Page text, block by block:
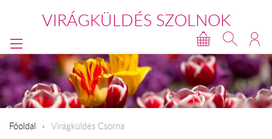
VIRÁGKÜLDÉS SZOLNOK
Főoldal Virágküldés Csorna